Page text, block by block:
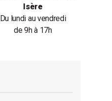
Isère
Du lundi au vendredi
de 9h à 17h